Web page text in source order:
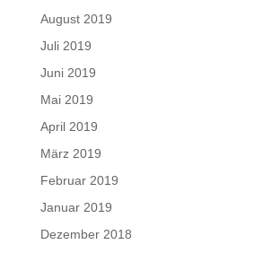
August 2019
Juli 2019
Juni 2019
Mai 2019
April 2019
März 2019
Februar 2019
Januar 2019
Dezember 2018